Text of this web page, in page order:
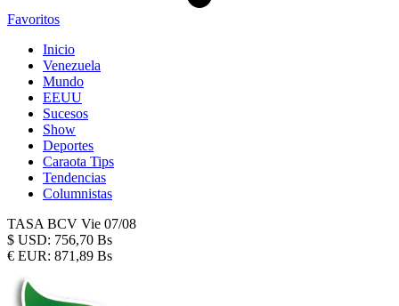
Favoritos
Inicio
Venezuela
Mundo
EEUU
Sucesos
Show
Deportes
Caraota Tips
Tendencias
Columnistas
TASA BCV Vie 07/08
$ USD: 756,70 Bs
€ EUR: 871,89 Bs